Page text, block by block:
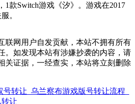
1款Switch游戏《汐》。游戏在2017
。
联网用户自发贡献，本站不拥有所有
。如发现本站有涉嫌抄袭的内容，请
关证据，一经查实，本站将立刻删除
号转让_乌兰察布游戏版号转让流程_
让